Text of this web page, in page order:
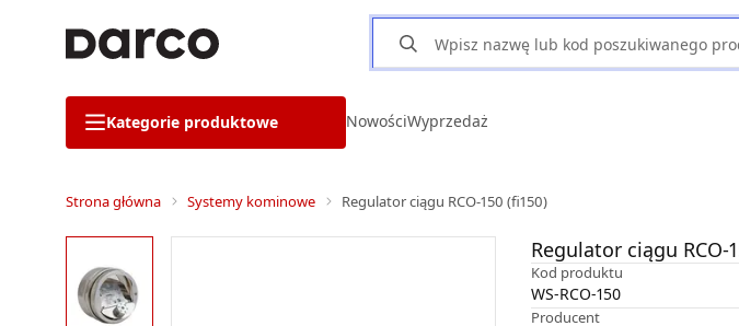
Kategorie produktowe NowościWyprzedaż
Strona główna Systemy kominowe Regulator ciągu RCO-150 (fi150)
Regulator ciągu RCO-
Kod produktu
WS-RCO-150
Producent